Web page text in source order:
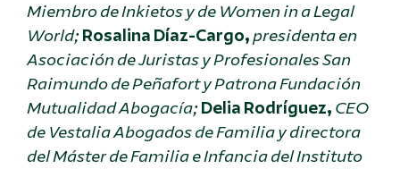
Miembro de Inkietos y de Women in a Legal
World;Rosalina Díaz-Cargo,presidenta en
Asociación de Juristas y Profesionales San
Raimundo de Peñafort y Patrona Fundación
Mutualidad Abogacía;Delia Rodríguez, CEO
de Vestalia Abogados de Familia y directora
del Máster de Familia e Infancia del Instituto